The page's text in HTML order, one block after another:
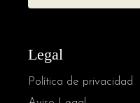
Legal
Política de privacidad